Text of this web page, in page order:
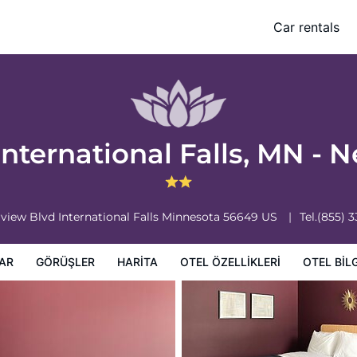
Car rentals
Falls, MN -
Blvd International Falls Minnesota 56649 US Tel.(855)
GÖRÜŞLER HARITA OTEL ÖZELLIKLERI OTEL